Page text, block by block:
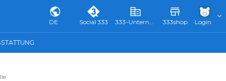
DE Social 333 333-Unternehmensverzeichnis & Führer 333shop Login